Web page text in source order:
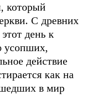
который
С древних
день к
усопших,
действие
как на
в мир